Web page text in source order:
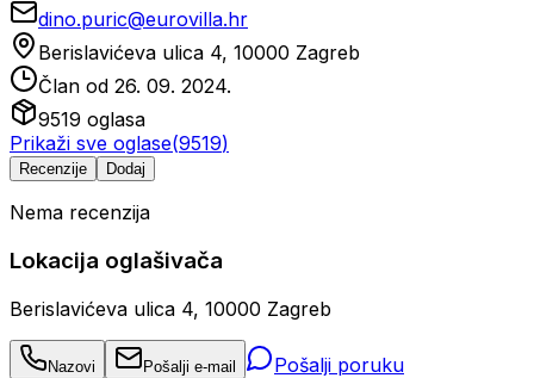
dino.puric@eurovilla.hr
Berislavićeva ulica 4, 10000 Zagreb
Član od 26. 09. 2024.
9519 oglasa
Prikaži sve oglase(9519)
Recenzije Dodaj
Nema recenzija
Lokacija oglašivača
Berislavićeva ulica 4, 10000 Zagreb
Nazovi Pošalji e-mail Pošalji poruku